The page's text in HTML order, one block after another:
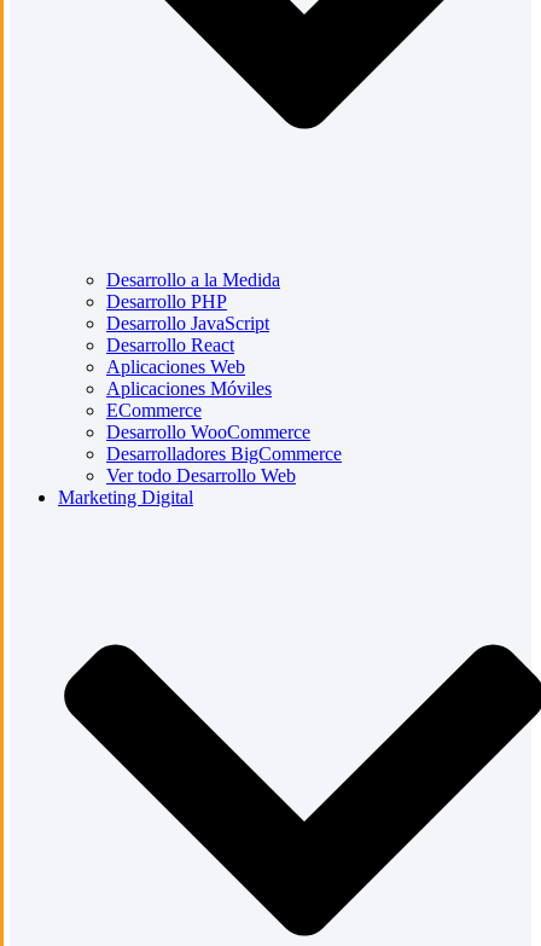
Desarrollo a la Medida
Desarrollo PHP
Desarrollo JavaScript
Desarrollo React
Aplicaciones Web
Aplicaciones Móviles
ECommerce
Desarrollo WooCommerce
Desarrolladores BigCommerce
Ver todo Desarrollo Web
Marketing Digital